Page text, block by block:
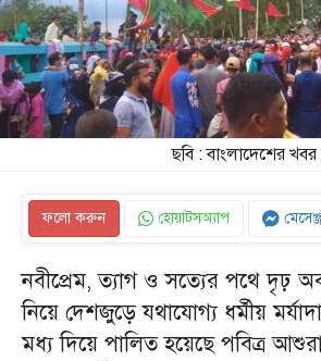
ছবি : বাংলাদেশের খবর
ফলো করুন হোয়াটসঅ্যাপ
নবীপ্রেম, ত্যাগ ও সত্যের পথে দৃঢ়
নিয়ে দেশজুড়ে যথাযোগ্য ধর্মীয়
মধ্য দিয়ে পালিত হয়েছে পবিত্র